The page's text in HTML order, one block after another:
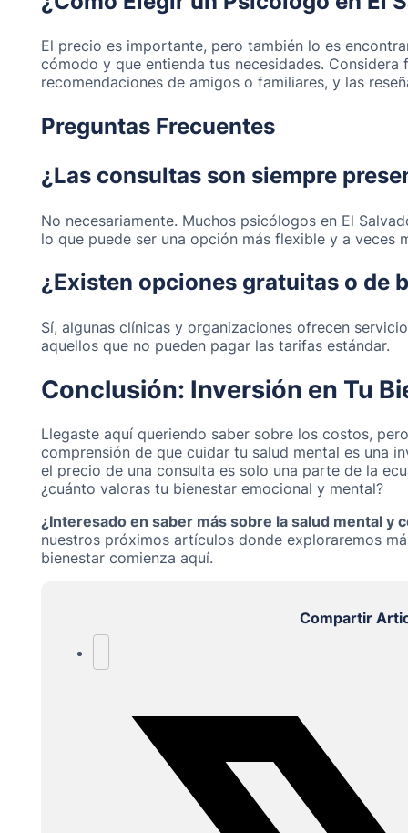
El precio es importante, pero también lo es
cómodo y que entienda tus necesidades.
recomendaciones de amigos o familiares, y las
Preguntas Frecuentes
¿Las consultas son siempre
No necesariamente. Muchos psicólogos en El
lo que puede ser una opción más flexible y a veces
¿Existen opciones gratuitas o de
Sí, algunas clínicas y organizaciones ofrecen
aquellos que no pueden pagar las tarifas estándar.
Conclusión: Inversión en Tu
Llegaste aquí queriendo saber sobre los costos,
comprensión de que cuidar tu salud mental es una
el precio de una consulta es solo una parte de la
¿cuánto valoras tu bienestar emocional y mental?
¿Interesado en saber más sobre la salud mental y
nuestros próximos artículos donde exploraremos
bienestar comienza aquí.
Compartir